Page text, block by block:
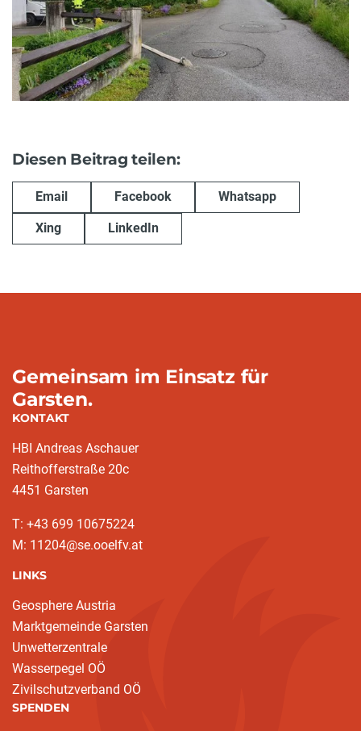
Diesen Beitrag teilen:
Email Facebook Whatsapp
Xing LinkedIn
Gemeinsam im Einsatz für
Garsten.
KONTAKT
HBI Andreas Aschauer
Reithofferstraße 20c
4451 Garsten
T: ‭+43 699 10675224‬
M: 11204@se.ooelfv.at
LINKS
Geosphere Austria
Marktgemeinde Garsten
Unwetterzentrale
Wasserpegel OÖ
Zivilschutzverband OÖ
SPENDEN